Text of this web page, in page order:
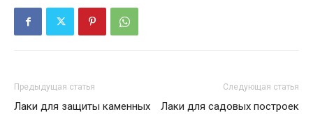
Предыдущая статья
Лаки для защиты каменных
Следующая статья
Лаки для садовых построек